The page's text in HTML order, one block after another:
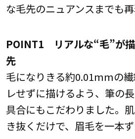
な毛先のニュアンスまでも再
POINT1 リアルな“毛”が
先
毛になりきる約0.01mmの
レせずに描けるよう、筆の
具合にもこだわりました。
き抜くだけで、眉毛を一本ず